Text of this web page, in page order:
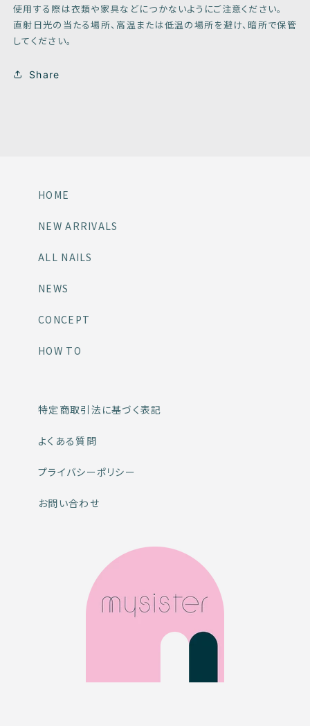
使用する際は衣類や家具などにつかないようにご注意ください。
直射日光の当たる場所、高温または低温の場所を避け、暗所で保管
してください。
Share
HOME
NEW ARRIVALS
ALL NAILS
NEWS
CONCEPT
HOW TO
特定商取引法に基づく表記
よくある質問
プライバシーポリシー
お問い合わせ